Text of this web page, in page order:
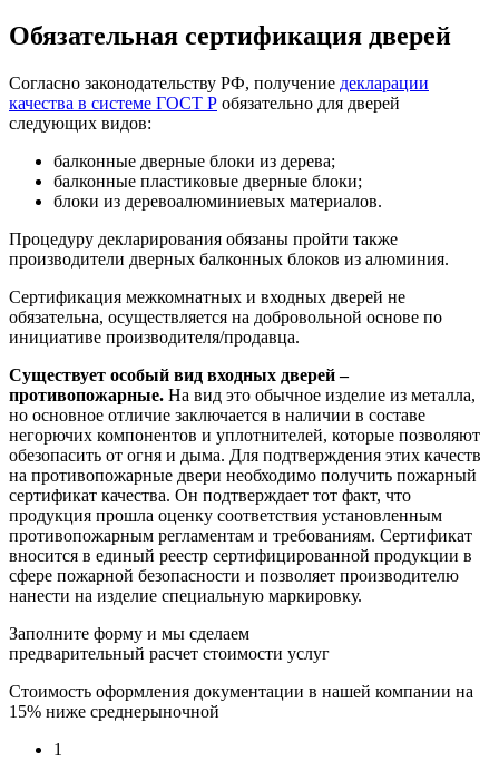
Обязательная сертификация дверей
Согласно законодательству РФ, получение декларации
качества в системе ГОСТ Р обязательно для дверей
следующих видов:
балконные дверные блоки из дерева;
балконные пластиковые дверные блоки;
блоки из деревоалюминиевых материалов.
Процедуру декларирования обязаны пройти также
производители дверных балконных блоков из алюминия.
Сертификация межкомнатных и входных дверей не
обязательна, осуществляется на добровольной основе по
инициативе производителя/продавца.
Существует особый вид входных дверей –
противопожарные. На вид это обычное изделие из металла,
но основное отличие заключается в наличии в составе
негорючих компонентов и уплотнителей, которые позволяют
обезопасить от огня и дыма. Для подтверждения этих качеств
на противопожарные двери необходимо получить пожарный
сертификат качества. Он подтверждает тот факт, что
продукция прошла оценку соответствия установленным
противопожарным регламентам и требованиям. Сертификат
вносится в единый реестр сертифицированной продукции в
сфере пожарной безопасности и позволяет производителю
нанести на изделие специальную маркировку.
Заполните форму и мы сделаем
предварительный расчет стоимости услуг
Стоимость оформления документации в нашей компании на
15% ниже среднерыночной
1